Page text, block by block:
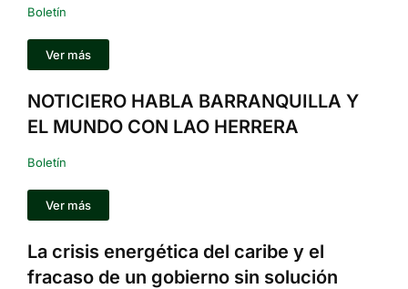
Boletín
Ver más
NOTICIERO HABLA BARRANQUILLA Y
EL MUNDO CON LAO HERRERA
Boletín
Ver más
La crisis energética del caribe y el
fracaso de un gobierno sin solución